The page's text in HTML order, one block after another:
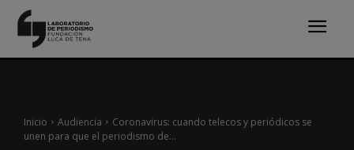
Inicio Audiencia
Coronavirus: cuando telecos y periódicos se
unen para que el periodismo de...